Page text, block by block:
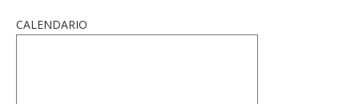
CALENDARIO